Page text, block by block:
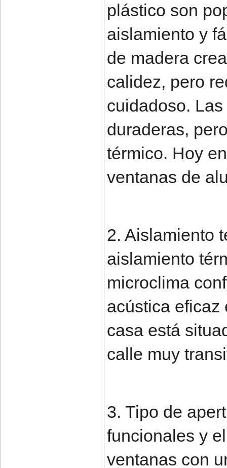
plástico son
aislamiento y
de madera
calidez, pero
cuidadoso.
duraderas,
térmico. Hoy
ventanas de
2. Aislamiento
aislamiento
microclima
acústica eficaz
casa está
calle muy
3. Tipo de
funcionales y
ventanas con